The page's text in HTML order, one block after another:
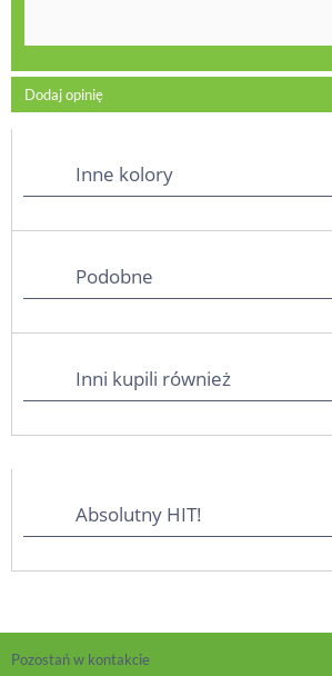
Dodaj opinię
Inne kolory
Podobne
Inni kupili również
Absolutny HIT!
Pozostań w kontakcie